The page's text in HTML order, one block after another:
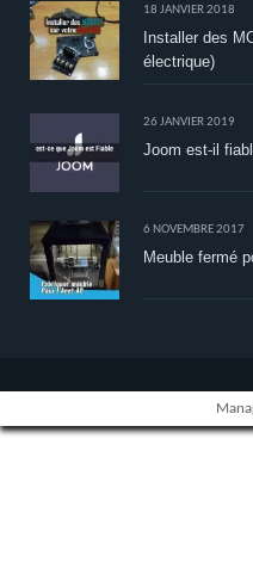
18 JANVIER 2018
Installer des
électrique)
26 JANVIER 2019
Joom est-il
6 NOVEMBRE 2017
Meuble fermé